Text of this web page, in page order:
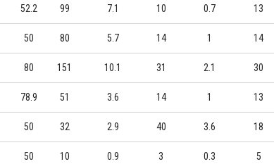
52.2 99 7.1 10 0.7 13
50 80 5.7 14 1 14
80 151 10.1 31 2.1 30
78.9 51 3.6 14 1 13
50 32 2.9 40 3.6 18
50 10 0.9 3 0.3 5